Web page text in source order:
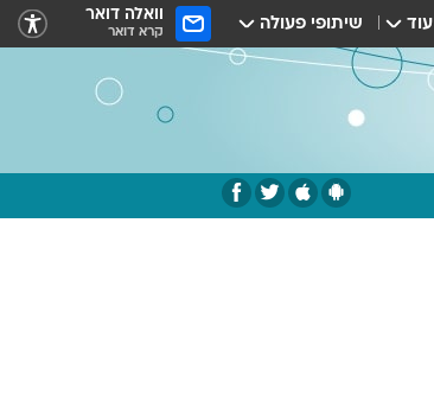
עוד שיתופי פעולה וואלה דואר
קרא דואר